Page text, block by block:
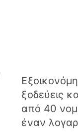
ξοδεύεις
από 40
έναν